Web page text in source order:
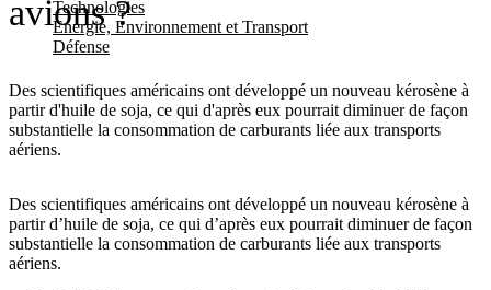
Technologies
Energie, Environnement et Transport
Défense
avions ?
Des scientifiques américains ont développé un nouveau kérosène à
partir d'huile de soja, ce qui d'après eux pourrait diminuer de façon
substantielle la consommation de carburants liée aux transports
aériens.
Des scientifiques américains ont développé un nouveau kérosène à
partir d’huile de soja, ce qui d’après eux pourrait diminuer de façon
substantielle la consommation de carburants liée aux transports
aériens.